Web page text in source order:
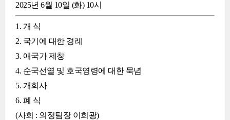
2025년 6월 10일 (화) 10시
1. 개 식
2. 국기에 대한 경례
3. 애국가 제창
4. 순국선열 및 호국영령에 대한 묵념
5. 개회사
6. 폐 식
(사회 : 의정팀장 이희광)